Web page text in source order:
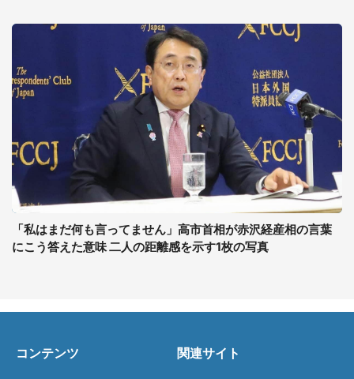
「私はまだ何も言ってません」高市首相が赤沢経産相の言葉
にこう答えた意味 二人の距離感を示す1枚の写真
コンテンツ 関連サイト